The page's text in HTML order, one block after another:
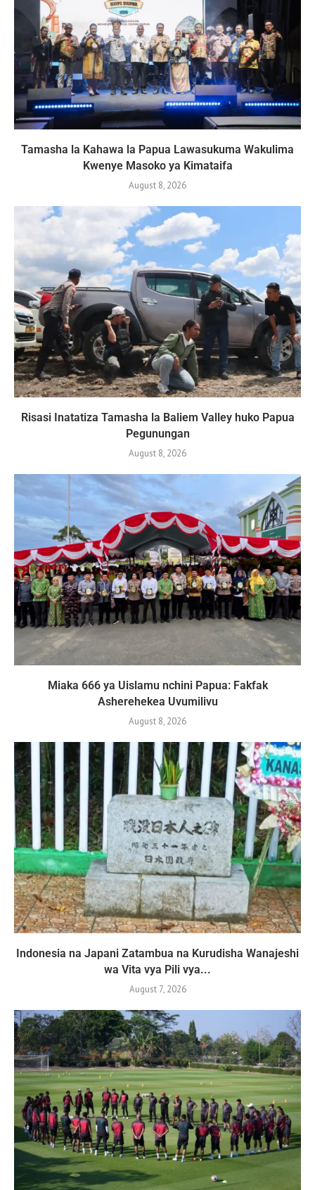
Tamasha la Kahawa la Papua Lawasukuma Wakulima
Kwenye Masoko ya Kimataifa
August 8, 2026
Risasi Inatatiza Tamasha la Baliem Valley huko Papua
Pegunungan
August 8, 2026
Miaka 666 ya Uislamu nchini Papua: Fakfak
Asherehekea Uvumilivu
August 8, 2026
Indonesia na Japani Zatambua na Kurudisha Wanajeshi
wa Vita vya Pili vya...
August 7, 2026